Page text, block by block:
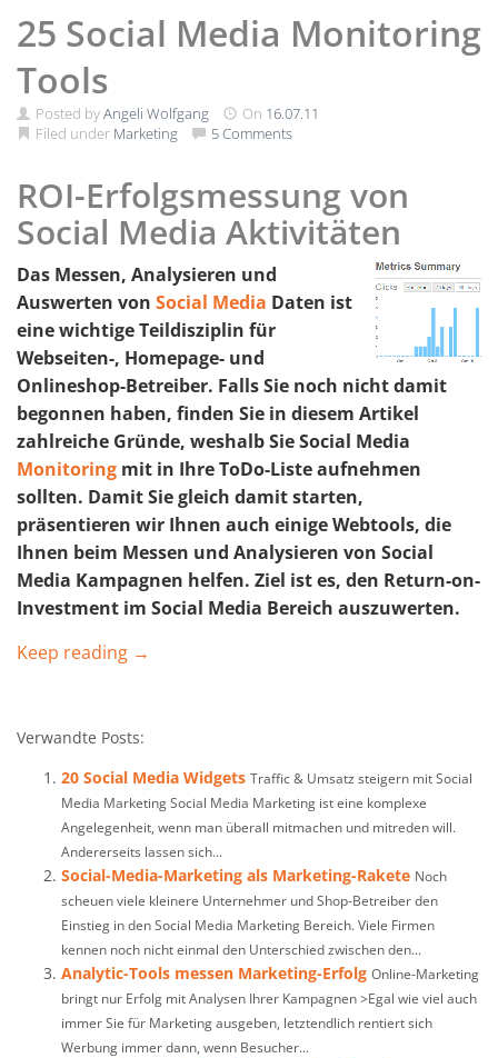
25 Social Media Monitoring
Tools
Posted byAngeli Wolfgang On 16.07.11
Filed under Marketing 5 Comments
ROI-Erfolgsmessung von
Social Media Aktivitäten
Das Messen, Analysieren und
Auswerten von Social Media Daten ist
eine wichtige Teildisziplin für
Webseiten-, Homepage- und
Onlineshop-Betreiber. Falls Sie noch nicht damit
begonnen haben, finden Sie in diesem Artikel
zahlreiche Gründe, weshalb Sie Social Media
Monitoring mit in Ihre ToDo-Liste aufnehmen
sollten. Damit Sie gleich damit starten,
präsentieren wir Ihnen auch einige Webtools, die
Ihnen beim Messen und Analysieren von Social
Media Kampagnen helfen. Ziel ist es, den Return-on-
Investment im Social Media Bereich auszuwerten.
Keep reading →
Verwandte Posts:
20 Social Media Widgets Traffic & Umsatz steigern mit Social
Media Marketing Social Media Marketing ist eine komplexe
Angelegenheit, wenn man überall mitmachen und mitreden will.
Andererseits lassen sich...
Social-Media-Marketing als Marketing-Rakete Noch
scheuen viele kleinere Unternehmer und Shop-Betreiber den
Einstieg in den Social Media Marketing Bereich. Viele Firmen
kennen noch nicht einmal den Unterschied zwischen den...
Analytic-Tools messen Marketing-Erfolg Online-Marketing
bringt nur Erfolg mit Analysen Ihrer Kampagnen >Egal wie viel auch
immer Sie für Marketing ausgeben, letztendlich rentiert sich
Werbung immer dann, wenn Besucher...